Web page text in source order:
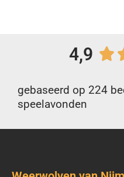
4,9
gebaseerd op 224
speelavonden